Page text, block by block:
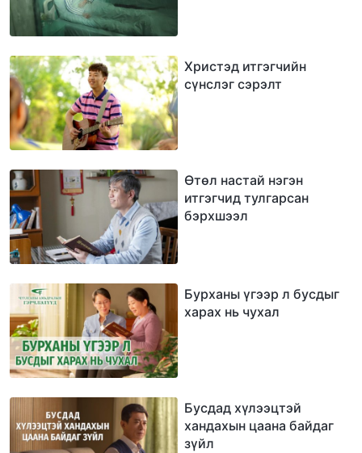
Христэд итгэгчийн
сүнслэг сэрэлт
Өтөл настай нэгэн
итгэгчид тулгарсан
бэрхшээл
Бурханы үгээр л бусдыг
харах нь чухал
Бусдад хүлээцтэй
хандахын цаана байдаг
зүйл